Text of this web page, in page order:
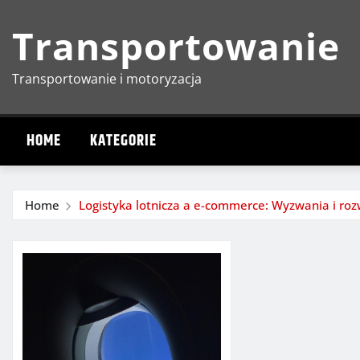
content
Transportowanie
Transportowanie i motoryzacja
HOME KATEGORIE
Home Logistyka lotnicza a e-commerce: Wyzwania i